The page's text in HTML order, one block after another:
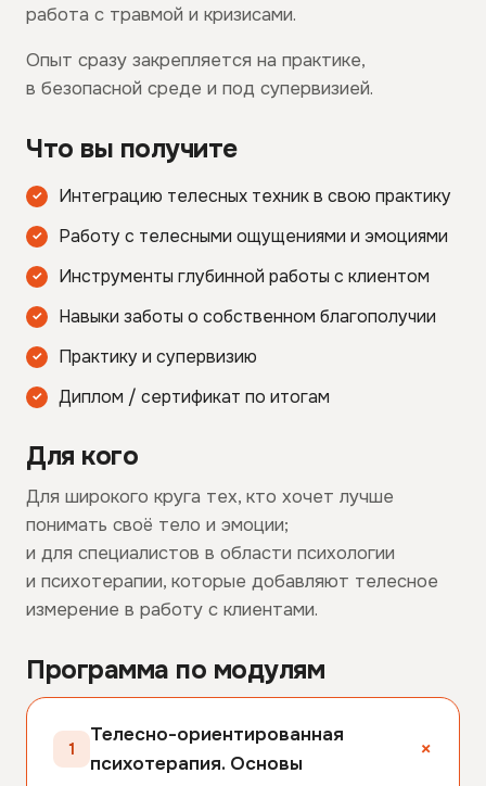
работа с травмой и кризисами.
Опыт сразу закрепляется на практике,
в безопасной среде и под супервизией.
Что вы получите
Интеграцию телесных техник в свою практику
Работу с телесными ощущениями и эмоциями
Инструменты глубинной работы с клиентом
Навыки заботы о собственном благополучии
Практику и супервизию
Диплом / сертификат по итогам
Для кого
Для широкого круга тех, кто хочет лучше
понимать своё тело и эмоции;
и для специалистов в области психологии
и психотерапии, которые добавляют телесное
измерение в работу с клиентами.
Программа по модулям
1
Телесно-ориентированная
психотерапия. Основы